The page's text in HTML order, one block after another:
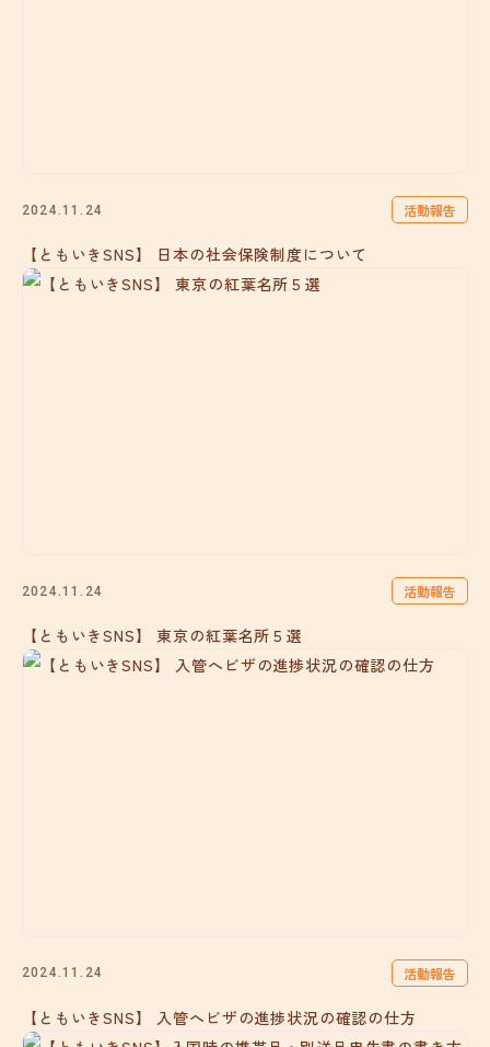
2024.11.24 活動報告
【ともいきSNS】 日本の社会保険制度について
2024.11.24 活動報告
【ともいきSNS】 東京の紅葉名所５選
2024.11.24 活動報告
【ともいきSNS】 入管へビザの進捗状況の確認の仕方